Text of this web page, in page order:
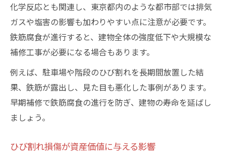
化学反応とも関連し、東京都内のような都市部では排気
ガスや塩害の影響も加わりやすい点に注意が必要です。
鉄筋腐食が進行すると、建物全体の強度低下や大規模な
補修工事が必要になる場合もあります。
例えば、駐車場や階段のひび割れを長期間放置した結
果、鉄筋が露出し、見た目も悪化した事例があります。
早期補修で鉄筋腐食の進行を防ぎ、建物の寿命を延ばし
ましょう。
ひび割れ損傷が資産価値に与える影響